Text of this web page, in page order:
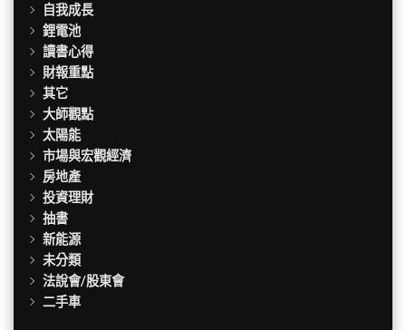
自我成長
鋰電池
讀書心得
財報重點
其它
大師觀點
太陽能
市場與宏觀經濟
房地產
投資理財
抽書
新能源
未分類
法說會/股東會
二手車